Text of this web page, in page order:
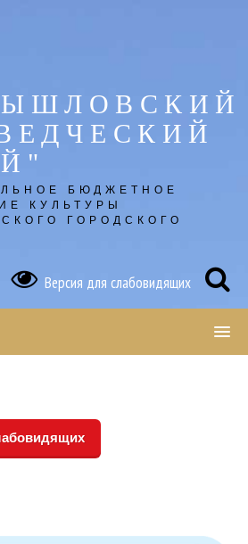
БЮДЖЕТНОЕ
КУЛЬТУРЫ
ГОРОДСКОГО
Версия для слабовидящих